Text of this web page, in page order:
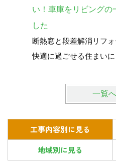
い！車庫をリビングの
した
断熱窓と段差解消リフ
快適に過ごせる住まいに
一覧
工事内容別に見る
地域別に見る